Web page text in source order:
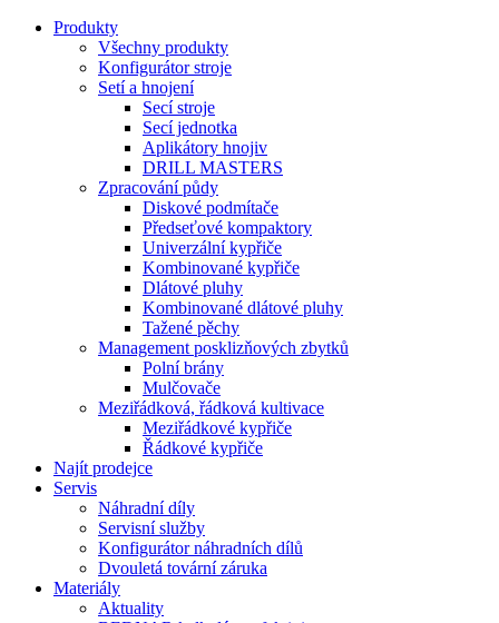
Produkty
Všechny produkty
Konfigurátor stroje
Setí a hnojení
Secí stroje
Secí jednotka
Aplikátory hnojiv
DRILL MASTERS
Zpracování půdy
Diskové podmítače
Předseťové kompaktory
Univerzální kypřiče
Kombinované kypřiče
Dlátové pluhy
Kombinované dlátové pluhy
Tažené pěchy
Management posklizňových zbytků
Polní brány
Mulčovače
Meziřádková, řádková kultivace
Meziřádkové kypřiče
Řádkové kypřiče
Najít prodejce
Servis
Náhradní díly
Servisní služby
Konfigurátor náhradních dílů
Dvouletá tovární záruka
Materiály
Aktuality